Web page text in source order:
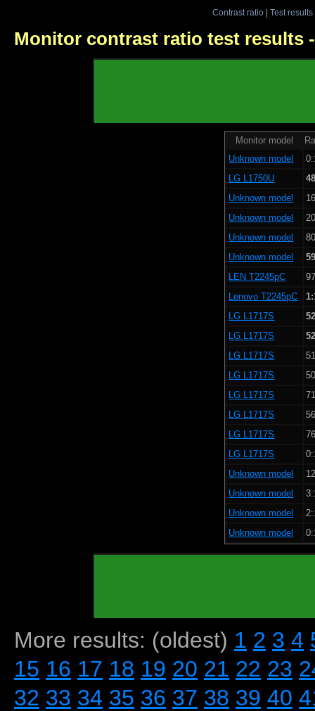
Contrast ratio| Test results
Monitor contrast ratio test results
Monitor model
Unknown model
LG L1750U
Unknown model
Unknown model
Unknown model
Unknown model
LEN T2245pC
Lenovo T2245pC
LG L1717S
LG L1717S
LG L1717S
LG L1717S
LG L1717S
LG L1717S
LG L1717S
LG L1717S
Unknown model
Unknown model
Unknown model
Unknown model
More results: (oldest) 1 2 3 4
15 16 17 18 19 20 21 22 23
32 33 34 35 36 37 38 39 40